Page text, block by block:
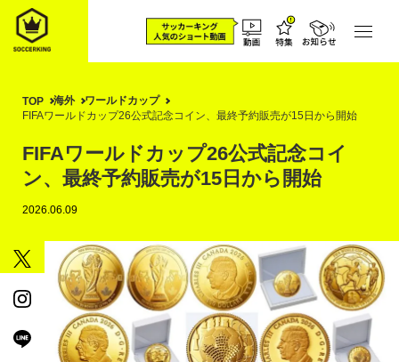
TOP 海外
ワールドカップ
FIFAワールドカップ26公式記念コイン、最終予約販売が15日から開始
FIFAワールドカップ26公式記念コイ
ン、最終予約販売が15日から開始
2026.06.09